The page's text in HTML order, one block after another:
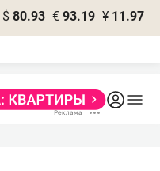
$ 80.93 € 93.19 ¥ 11.97